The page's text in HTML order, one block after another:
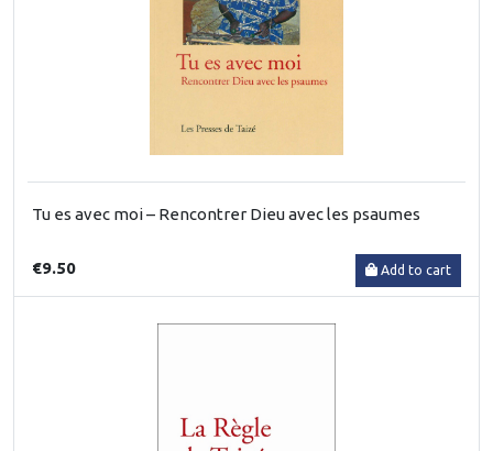
Tu es avec moi – Rencontrer Dieu avec les psaumes
€9.50 Add to cart